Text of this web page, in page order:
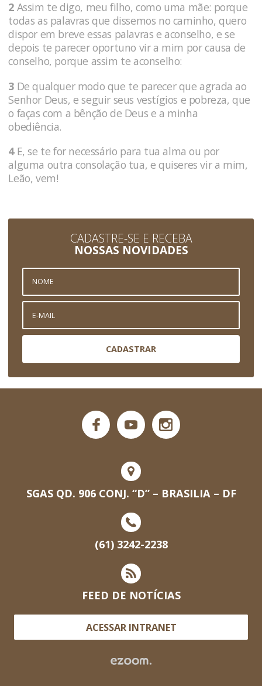
2 Assim te digo, meu filho, como uma mãe: porque
todas as palavras que dissemos no caminho, quero
dispor em breve essas palavras e aconselho, e se
depois te parecer oportuno vir a mim por causa de
conselho, porque assim te aconselho:
3 De qualquer modo que te parecer que agrada ao
Senhor Deus, e seguir seus vestígios e pobreza, que
o faças com a bênção de Deus e a minha
obediência.
4E, se te for necessário para tua alma ou por
alguma outra consolação tua, e quiseres vir a mim,
Leão, vem!
CADASTRE-SE E RECEBA
NOSSAS NOVIDADES
CADASTRAR
SGAS QD. 906 CONJ. “D” – BRASILIA – DF
(61) 3242-2238
FEED DE NOTÍCIAS
ACESSAR INTRANET